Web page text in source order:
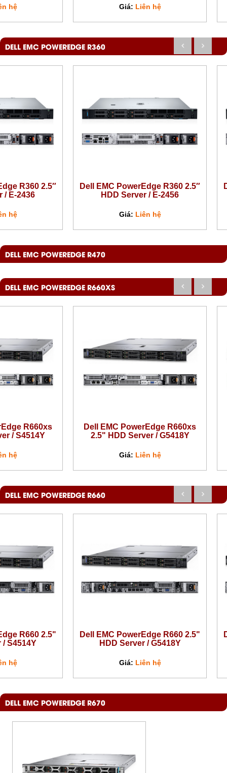
hệ Giá: Liên hệ
DELL EMC POWEREDGE R360
R360 2.5″
/ E-2436
hệ
Dell EMC PowerEdge R360 2.5″
HDD Server / E-2456
Giá: Liên hệ
DELL EMC POWEREDGE R470
DELL EMC POWEREDGE R660XS
R660xs
/ S4514Y
hệ
Dell EMC PowerEdge R660xs
2.5" HDD Server / G5418Y
Giá: Liên hệ
DELL EMC POWEREDGE R660
R660 2.5"
/ S4514Y
hệ
Dell EMC PowerEdge R660 2.5"
HDD Server / G5418Y
Giá: Liên hệ
DELL EMC POWEREDGE R670